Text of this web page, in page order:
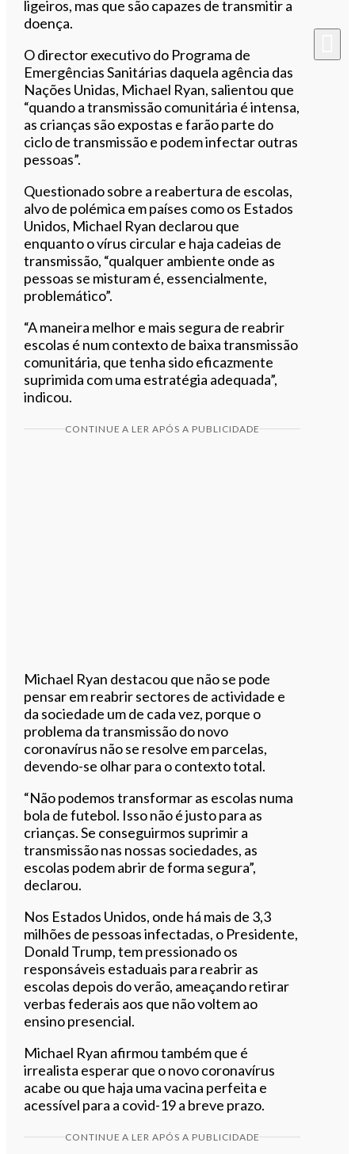
ligeiros, mas que são capazes de transmitir a
doença.
O director executivo do Programa de
Emergências Sanitárias daquela agência das
Nações Unidas, Michael Ryan, salientou que
“quando a transmissão comunitária é intensa,
as crianças são expostas e farão parte do
ciclo de transmissão e podem infectar outras
pessoas”.
Questionado sobre a reabertura de escolas,
alvo de polémica em países como os Estados
Unidos, Michael Ryan declarou que
enquanto o vírus circular e haja cadeias de
transmissão, “qualquer ambiente onde as
pessoas se misturam é, essencialmente,
problemático”.
“A maneira melhor e mais segura de reabrir
escolas é num contexto de baixa transmissão
comunitária, que tenha sido eficazmente
suprimida com uma estratégia adequada”,
indicou.
CONTINUE A LER APÓS A PUBLICIDADE
Michael Ryan destacou que não se pode
pensar em reabrir sectores de actividade e
da sociedade um de cada vez, porque o
problema da transmissão do novo
coronavírus não se resolve em parcelas,
devendo-se olhar para o contexto total.
“Não podemos transformar as escolas numa
bola de futebol. Isso não é justo para as
crianças. Se conseguirmos suprimir a
transmissão nas nossas sociedades, as
escolas podem abrir de forma segura”,
declarou.
Nos Estados Unidos, onde há mais de 3,3
milhões de pessoas infectadas, o Presidente,
Donald Trump, tem pressionado os
responsáveis estaduais para reabrir as
escolas depois do verão, ameaçando retirar
verbas federais aos que não voltem ao
ensino presencial.
Michael Ryan afirmou também que é
irrealista esperar que o novo coronavírus
acabe ou que haja uma vacina perfeita e
acessível para a covid-19 a breve prazo.
CONTINUE A LER APÓS A PUBLICIDADE